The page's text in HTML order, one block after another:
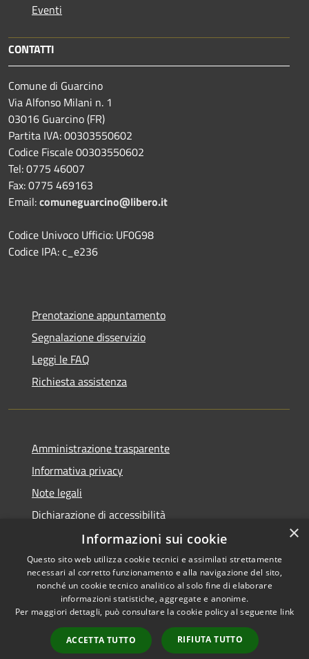
Eventi
CONTATTI
Comune di Guarcino
Via Alfonso Milani n. 1
03016 Guarcino (FR)
Partita IVA: 00303550602
Codice Fiscale 00303550602
Tel: 0775 46007
Fax: 0775 469163
Email:comuneguarcino@libero.it
Codice Univoco Ufficio: UF0G98
Codice IPA: c_e236
Prenotazione appuntamento
Segnalazione disservizio
Leggi le FAQ
Richiesta assistenza
Amministrazione trasparente
Informativa privacy
Note legali
Dichiarazione di accessibilità
Accessibilità
Privacy
Mappa del sito
Copyright © 2026 • Comune di
Guarcino • Powered by
Municipium•Accesso
redazione
×
Informazioni sui cookie
Questo sito web utilizza cookie tecnici e assimilati strettamente
necessari al corretto funzionamento e alla navigazione del sito,
nonché un cookie tecnico analitico al solo fine di elaborare
informazioni statistiche, aggregate e anonime.
Per maggiori dettagli, può consultare la cookie policy al seguente link
ACCETTA TUTTO RIFIUTA TUTTO